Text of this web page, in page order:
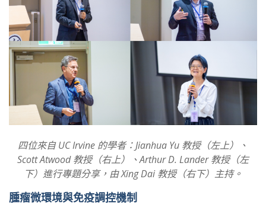
四位來自 UC Irvine 的學者：Jianhua Yu 教授（左上）、
Scott Atwood 教授（右上）、Arthur D. Lander 教授（左
下）進行專題分享，由 Xing Dai 教授（右下）主持。
腫瘤微環境與免疫調控機制